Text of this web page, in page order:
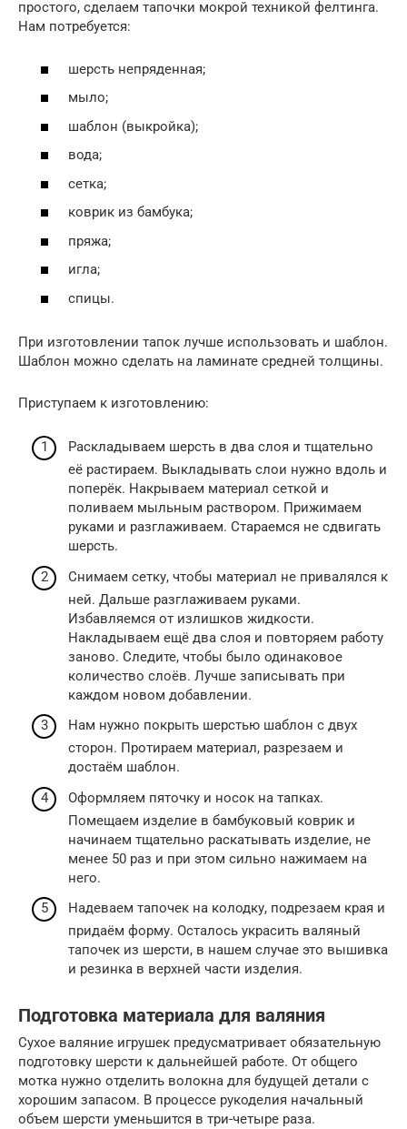
простого, сделаем тапочки мокрой техникой фелтинга.
Нам потребуется:
шерсть непряденная;
мыло;
шаблон (выкройка);
вода;
сетка;
коврик из бамбука;
пряжа;
игла;
спицы.
При изготовлении тапок лучше использовать и шаблон.
Шаблон можно сделать на ламинате средней толщины.
Приступаем к изготовлению:
Раскладываем шерсть в два слоя и тщательно
её растираем. Выкладывать слои нужно вдоль и
поперёк. Накрываем материал сеткой и
поливаем мыльным раствором. Прижимаем
руками и разглаживаем. Стараемся не сдвигать
шерсть.
Снимаем сетку, чтобы материал не привалялся к
ней. Дальше разглаживаем руками.
Избавляемся от излишков жидкости.
Накладываем ещё два слоя и повторяем работу
заново. Следите, чтобы было одинаковое
количество слоёв. Лучше записывать при
каждом новом добавлении.
Нам нужно покрыть шерстью шаблон с двух
сторон. Протираем материал, разрезаем и
достаём шаблон.
Оформляем пяточку и носок на тапках.
Помещаем изделие в бамбуковый коврик и
начинаем тщательно раскатывать изделие, не
менее 50 раз и при этом сильно нажимаем на
него.
Надеваем тапочек на колодку, подрезаем края и
придаём форму. Осталось украсить валяный
тапочек из шерсти, в нашем случае это вышивка
и резинка в верхней части изделия.
Подготовка материала для валяния
Сухое валяние игрушек предусматривает обязательную
подготовку шерсти к дальнейшей работе. От общего
мотка нужно отделить волокна для будущей детали с
хорошим запасом. В процессе рукоделия начальный
объем шерсти уменьшится в три-четыре раза.